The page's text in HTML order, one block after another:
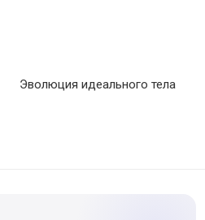
Эволюция идеального тела